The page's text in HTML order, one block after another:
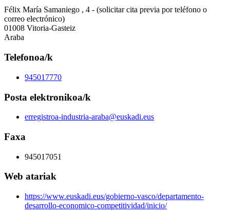
Félix María Samaniego , 4 - (solicitar cita previa por teléfono o
correo electrónico)
01008 Vitoria-Gasteiz
Araba
Telefonoa/k
945017770
Posta elektronikoa/k
erregistroa-industria-araba@euskadi.eus
Faxa
945017051
Web atariak
https://www.euskadi.eus/gobierno-vasco/departamento-
desarrollo-economico-competitividad/inicio/